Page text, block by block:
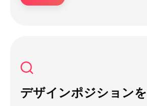
デザインポジション